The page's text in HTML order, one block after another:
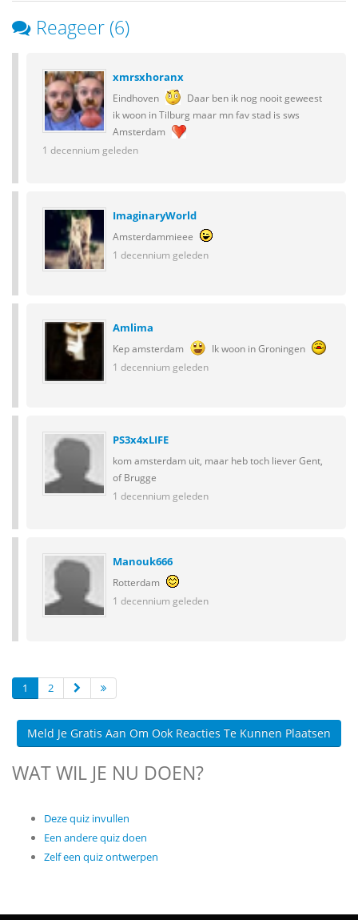
Reageer (6)
xmrsxhoranx
Eindhoven
Daar ben ik nog nooit geweest
ik woon in Tilburg maar mn fav stad is sws
Amsterdam
1 decennium geleden
ImaginaryWorld
Amsterdammieee
1 decennium geleden
Amlima
Kep amsterdam
Ik woon in Groningen
1 decennium geleden
PS3x4xLIFE
kom amsterdam uit, maar heb toch liever Gent,
of Brugge
1 decennium geleden
Manouk666
Rotterdam
1 decennium geleden
1 2
Meld Je Gratis Aan Om Ook Reacties Te Kunnen Plaatsen
WAT WIL JE NU DOEN?
Deze quiz invullen
Een andere quiz doen
Zelf een quiz ontwerpen